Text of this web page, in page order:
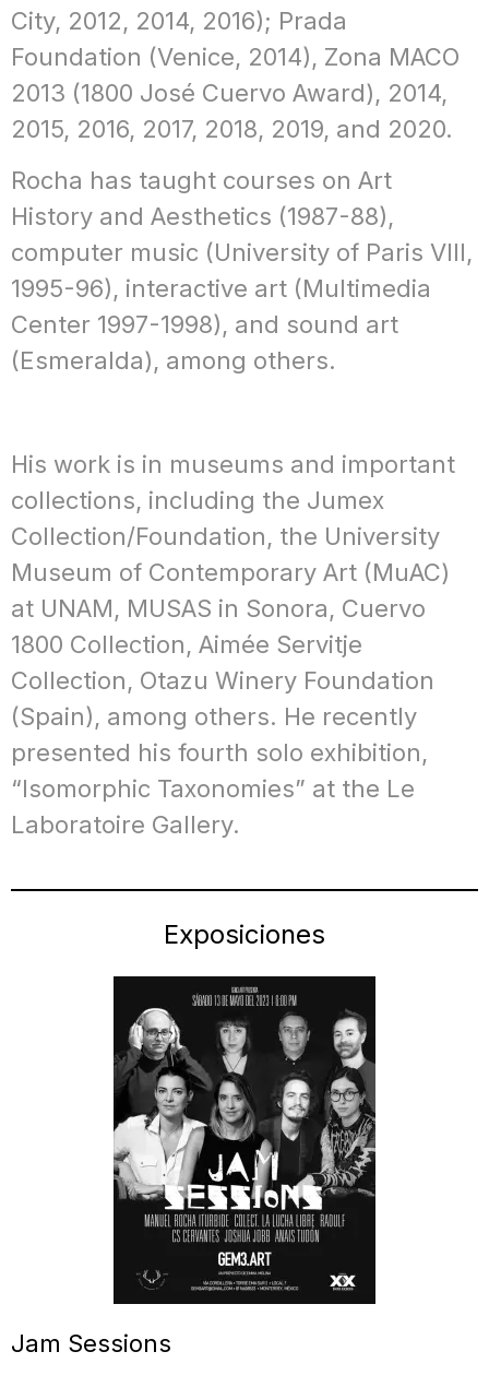
City, 2012, 2014, 2016); Prada
Foundation (Venice, 2014), Zona MACO
2013 (1800 José Cuervo Award), 2014,
2015, 2016, 2017, 2018, 2019, and 2020.
Rocha has taught courses on Art
History and Aesthetics (1987-88),
computer music (University of Paris VIII,
1995-96), interactive art (Multimedia
Center 1997-1998), and sound art
(Esmeralda), among others.
His work is in museums and important
collections, including the Jumex
Collection/Foundation, the University
Museum of Contemporary Art (MuAC)
at UNAM, MUSAS in Sonora, Cuervo
1800 Collection, Aimée Servitje
Collection, Otazu Winery Foundation
(Spain), among others. He recently
presented his fourth solo exhibition,
“Isomorphic Taxonomies” at the Le
Laboratoire Gallery.
Exposiciones
Jam Sessions